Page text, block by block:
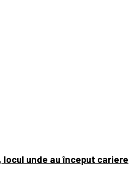
locul unde au început cariere